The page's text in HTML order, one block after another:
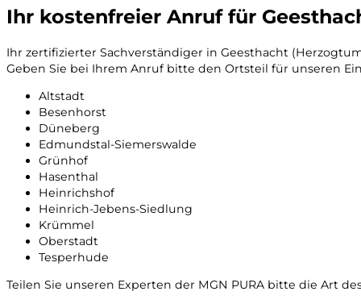
Ihr kostenfreier Anruf für
Ihr zertifizierter Sachverständiger in Geesthacht
Geben Sie bei Ihrem Anruf bitte den Ortsteil für unseren
Altstadt
Besenhorst
Düneberg
Edmundstal-Siemerswalde
Grünhof
Hasenthal
Heinrichshof
Heinrich-Jebens-Siedlung
Krümmel
Oberstadt
Tesperhude
Teilen Sie unseren Experten der MGN PURA bitte die Art